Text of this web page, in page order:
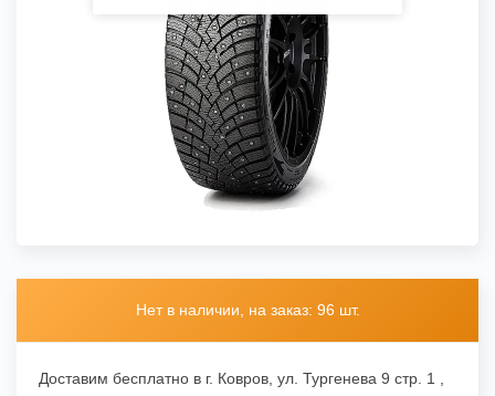
Нет в наличии, на заказ: 96 шт.
Доставим бесплатно в г. Ковров, ул. Тургенева 9 стр. 1